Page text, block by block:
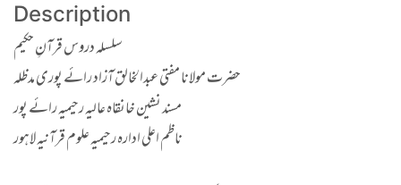
Description
سلسلہ دروس قرآنِ حکیم
حضرت مولانا مفتی عبدالخالق آزاد رائے پوری مدظلہ
مسند نشین خانقاہ عالیہ رحیمیہ رائے پور
ناظم اعلی ادارہ رحیمیہ علوم قرآنیہ لاہور